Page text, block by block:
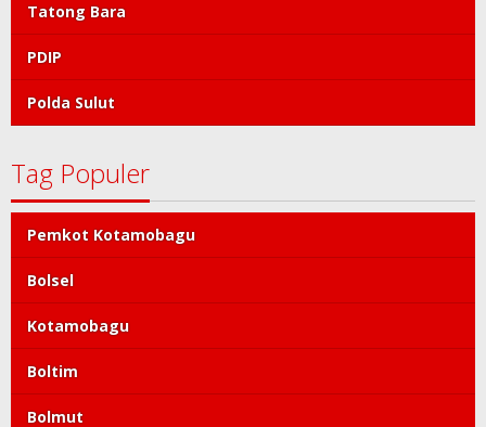
Tatong Bara
PDIP
Polda Sulut
Tag Populer
Pemkot Kotamobagu
Bolsel
Kotamobagu
Boltim
Bolmut